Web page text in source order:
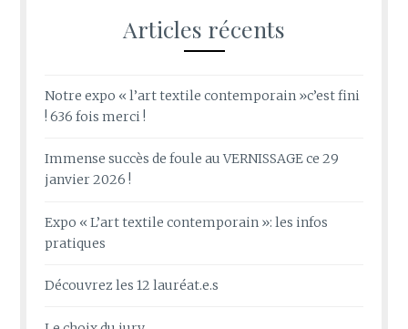
Articles récents
Notre expo « l’art textile contemporain »c’est fini
! 636 fois merci !
Immense succès de foule au VERNISSAGE ce 29
janvier 2026 !
Expo « L’art textile contemporain »: les infos
pratiques
Découvrez les 12 lauréat.e.s